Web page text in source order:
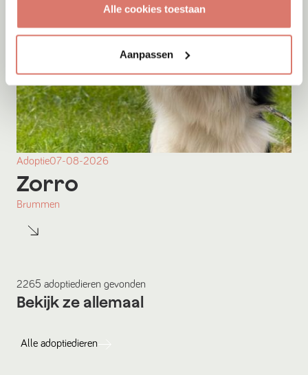
Alle cookies toestaan
Aanpassen
Adoptie07-08-2026
Zorro
Brummen
2265 adoptiedieren gevonden
Bekijk ze allemaal
Alle adoptiedieren